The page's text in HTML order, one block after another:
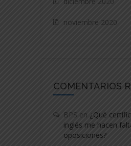
noviembre 2020
COMENTARIOS
BPS en ¿Qué
inglés me hacen
oposiciones?